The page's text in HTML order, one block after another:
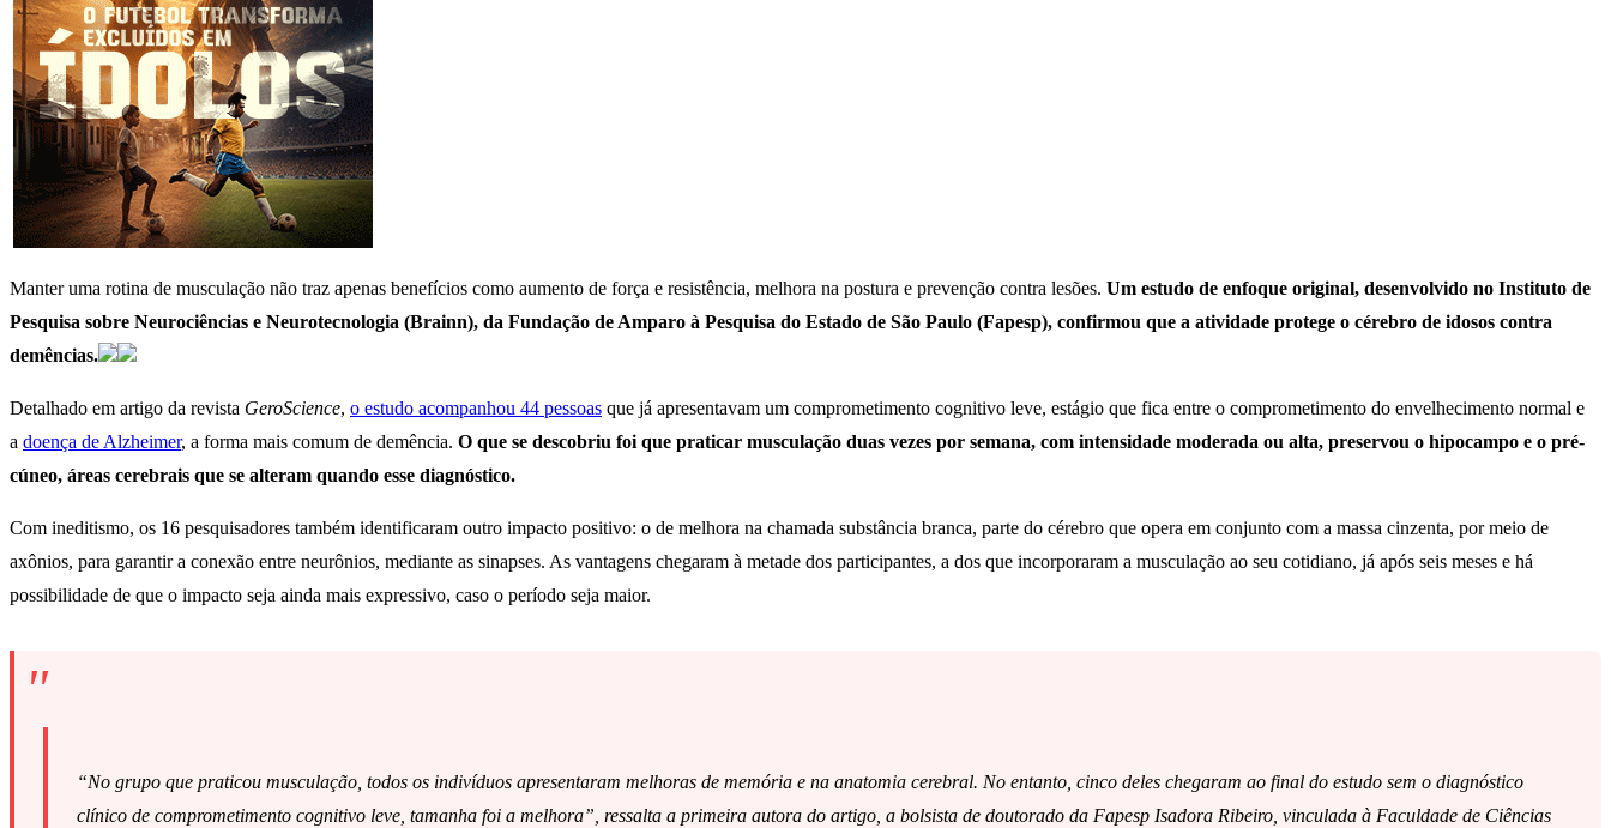
Manter uma rotina de musculação não traz apenas benefícios como aumento de força e resistência, melhora na postura e prevenção contra lesões. Um estudo de enfoque original, desenvolvido no Instituto de
Pesquisa sobre Neurociências e Neurotecnologia (Brainn), da Fundação de Amparo à Pesquisa do Estado de São Paulo (Fapesp), confirmou que a atividade protege o cérebro de idosos contra
demências.
Detalhado em artigo da revista GeroScience, o estudo acompanhou 44 pessoas que já apresentavam um comprometimento cognitivo leve, estágio que fica entre o comprometimento do envelhecimento normal e
a doença de Alzheimer, a forma mais comum de demência. O que se descobriu foi que praticar musculação duas vezes por semana, com intensidade moderada ou alta, preservou o hipocampo e o pré-
cúneo, áreas cerebrais que se alteram quando esse diagnóstico.
Com ineditismo, os 16 pesquisadores também identificaram outro impacto positivo: o de melhora na chamada substância branca, parte do cérebro que opera em conjunto com a massa cinzenta, por meio de
axônios, para garantir a conexão entre neurônios, mediante as sinapses. As vantagens chegaram à metade dos participantes, a dos que incorporaram a musculação ao seu cotidiano, já após seis meses e há
possibilidade de que o impacto seja ainda mais expressivo, caso o período seja maior.
“No grupo que praticou musculação, todos os indivíduos apresentaram melhoras de memória e na anatomia cerebral. No entanto, cinco deles chegaram ao final do estudo sem o diagnóstico
clínico de comprometimento cognitivo leve, tamanha foi a melhora”, ressalta a primeira autora do artigo, a bolsista de doutorado da Fapesp Isadora Ribeiro, vinculada à Faculdade de Ciências